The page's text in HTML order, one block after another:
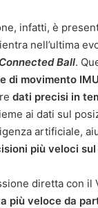
infatti, è
nell’ultima
Ball.
di movimento
dati precisi in
ai dati sul
artificiale,
più veloci
diretta con il
più veloce da